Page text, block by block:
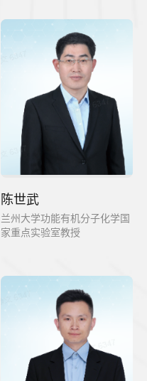
陈世武
兰州大学功能有机分子化学国
家重点实验室教授